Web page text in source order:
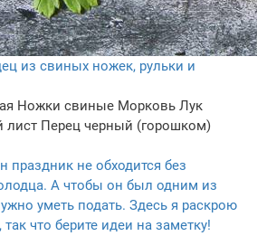
из свиных ножек, рульки и
Ножки свиные Морковь Лук
лист Перец черный (горошком)
праздник не обходится без
А чтобы он был одним из
уметь подать. Здесь я раскрою
что берите идеи на заметку!